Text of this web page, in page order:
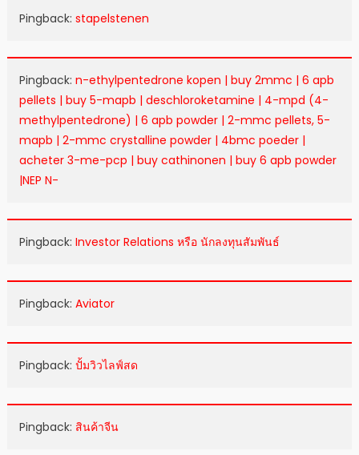
Pingback: stapelstenen
Pingback: n-ethylpentedrone kopen | buy 2mmc | 6 apb
pellets | buy 5-mapb | deschloroketamine | 4-mpd (4-
methylpentedrone) | 6 apb powder | 2-mmc pellets, 5-
mapb | 2-mmc crystalline powder | 4bmc poeder |
acheter 3-me-pcp | buy cathinonen | buy 6 apb powder
|NEP N-
Pingback: Investor Relations หรือ นักลงทุนสัมพันธ์
Pingback: Aviator
Pingback: ปั้มวิวไลฟ์สด
Pingback: สินค้าจีน